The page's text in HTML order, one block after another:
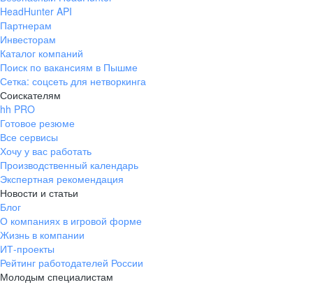
ул. Янковского, д. 169, 7 этаж,
706 каб.
+7 861 205-55-57
pr@krd.hh.ru
Владивосток
пер. Ланинский д. 4, офис 3.4
+7 423 202-33-28
pr@dv.hh.ru
Новосибирск
ул. Большевистская, д. 35,
помещение 21
+7 383 207-94-64
HeadHunter API
Партнерам
Инвесторам
Каталог компаний
Поиск по вакансиям в Пышме
Сетка: соцсеть для нетворкинга
Соискателям
hh PRO
Готовое резюме
Все сервисы
Хочу у вас работать
Производственный календарь
Экспертная рекомендация
Новости и статьи
Блог
О компаниях в игровой форме
Жизнь в компании
ИТ-проекты
Рейтинг работодателей России
Молодым специалистам